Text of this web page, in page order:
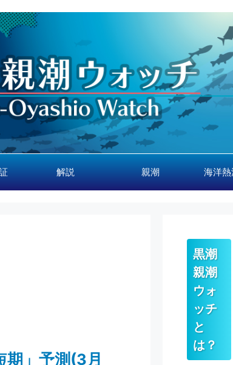
解説 親潮 海洋
」予測(3月
黒潮
親潮
ウォ
ッチ
と
は？